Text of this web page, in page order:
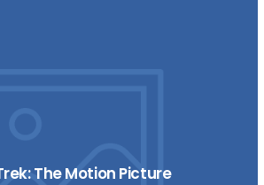
The Motion Picture